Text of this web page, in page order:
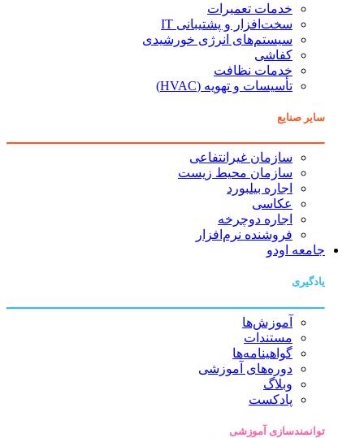
خدمات تعمیرات
سخت‌افزار و پشتیبانی IT
سیستم‌های انرژی خورشیدی
کفاشی
خدمات نظافت
تأسیسات و تهویه (HVAC)
سایر صنایع
سازمان غیرانتفاعی
سازمان محیط زیست
اجاره بیلبورد
عکاسی
اجاره دوچرخه
فروشنده نرم‌افزار
جامعه اودو
یادگیری
آموزش‌ها
مستندات
گواهینامه‌ها
دوره‌های آموزشی
وبلاگ
پادکست
توانمندسازی آموزشی